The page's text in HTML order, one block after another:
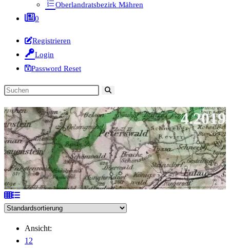
Oberlandratsbezirk Mähren
0
Registrieren
Login
Password Reset
Diese
durchsuchen
4.2019
Ansicht:
12